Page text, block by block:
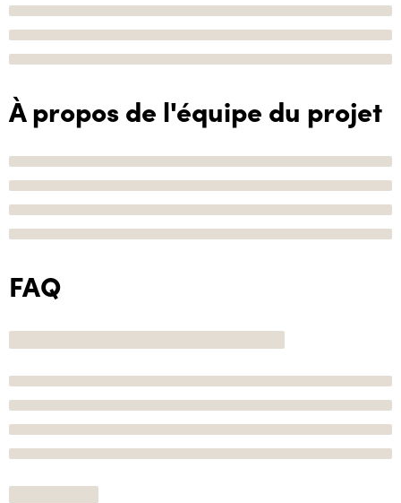
À propos de l'équipe du projet
FAQ